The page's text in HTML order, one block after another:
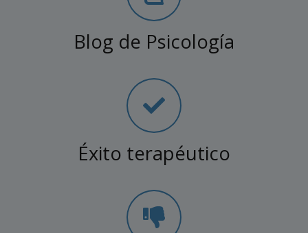
Blog de Psicología
Éxito terapéutico